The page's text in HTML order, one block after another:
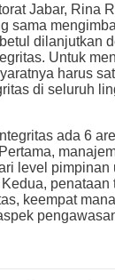
Jabar, Rina
sama
dilanjutkan
Untuk
harus
di seluruh
ada 6
level pimpinan
penataan
keempat